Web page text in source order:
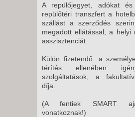
A repülőjegyet, adókat
repülőtéri transzfert a
szállást a szerződés
megadott ellátással, a helyi
asszisztenciát.
Külön fizetendő: a
térítés ellenében
szolgáltatások, a
díja.
(A fentiek SMART
vonatkoznak!)